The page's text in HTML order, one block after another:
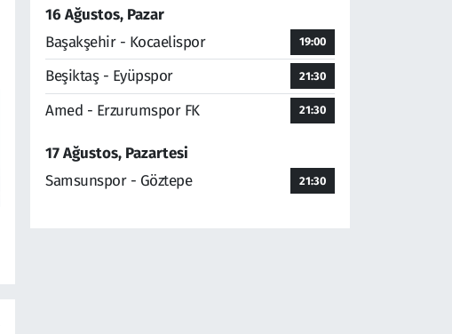
16 Ağustos, Pazar
Başakşehir - Kocaelispor
19:00
Beşiktaş - Eyüpspor 21:30
Amed - Erzurumspor FK 21:30
17 Ağustos, Pazartesi
Samsunspor - Göztepe
21:30